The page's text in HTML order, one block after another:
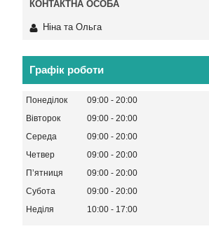
Ніна та Ольга
Графік роботи
Понеділок 09:00
20:00
Вівторок
09:00
20:00
Середа
09:00
20:00
Четвер
09:00
20:00
Пʼятниця
09:00
20:00
Субота
09:00
20:00
Неділя
10:00 17:00